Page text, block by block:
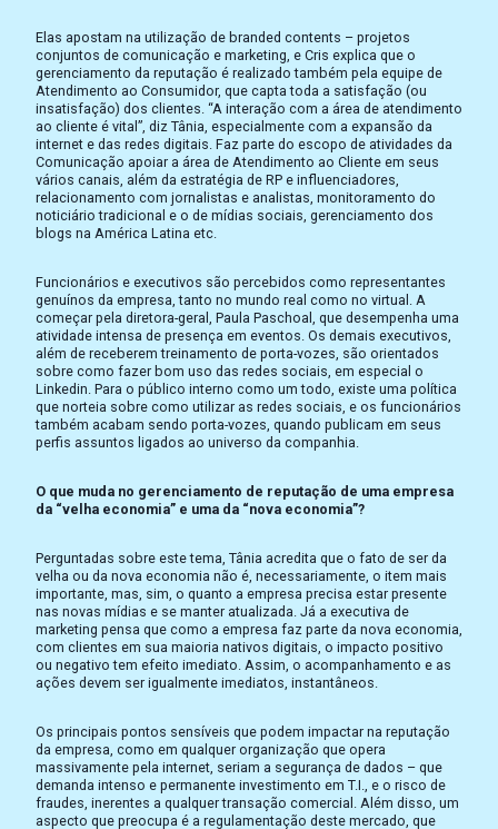
Elas apostam na utilização de branded contents – projetos
conjuntos de comunicação e marketing, e Cris explica que o
gerenciamento da reputação é realizado também pela equipe de
Atendimento ao Consumidor, que capta toda a satisfação (ou
insatisfação) dos clientes. “A interação com a área de atendimento
ao cliente é vital”, diz Tânia, especialmente com a expansão da
internet e das redes digitais. Faz parte do escopo de atividades da
Comunicação apoiar a área de Atendimento ao Cliente em seus
vários canais, além da estratégia de RP e influenciadores,
relacionamento com jornalistas e analistas, monitoramento do
noticiário tradicional e o de mídias sociais, gerenciamento dos
blogs na América Latina etc.
Funcionários e executivos são percebidos como representantes
genuínos da empresa, tanto no mundo real como no virtual. A
começar pela diretora-geral, Paula Paschoal, que desempenha uma
atividade intensa de presença em eventos. Os demais executivos,
além de receberem treinamento de porta-vozes, são orientados
sobre como fazer bom uso das redes sociais, em especial o
Linkedin. Para o público interno como um todo, existe uma política
que norteia sobre como utilizar as redes sociais, e os funcionários
também acabam sendo porta-vozes, quando publicam em seus
perfis assuntos ligados ao universo da companhia.
O que muda no gerenciamento de reputação de uma empresa
da “velha economia” e uma da “nova economia”?
Perguntadas sobre este tema, Tânia acredita que o fato de ser da
velha ou da nova economia não é, necessariamente, o item mais
importante, mas, sim, o quanto a empresa precisa estar presente
nas novas mídias e se manter atualizada. Já a executiva de
marketing pensa que como a empresa faz parte da nova economia,
com clientes em sua maioria nativos digitais, o impacto positivo
ou negativo tem efeito imediato. Assim, o acompanhamento e as
ações devem ser igualmente imediatos, instantâneos.
Os principais pontos sensíveis que podem impactar na reputação
da empresa, como em qualquer organização que opera
massivamente pela internet, seriam a segurança de dados – que
demanda intenso e permanente investimento em T.I., e o risco de
fraudes, inerentes a qualquer transação comercial. Além disso, um
aspecto que preocupa é a regulamentação deste mercado, que